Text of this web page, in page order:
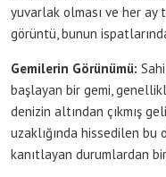
yuvarlak olması ve her ay
görüntü, bunun
Gemilerin Görünümü:
başlayan bir gemi,
denizin altından çıkmış
uzaklığında hissedilen bu
kanıtlayan durumlardan